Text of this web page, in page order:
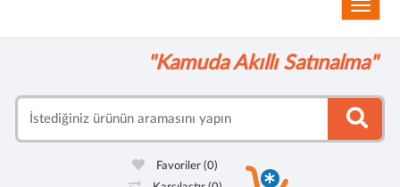
"Kamuda Akıllı Satınalma"
Favoriler(0)